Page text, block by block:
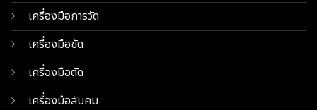
เครื่องมือการวัด
เครื่องมือขัด
เครื่องมือตัด
เครื่องมือลับคม